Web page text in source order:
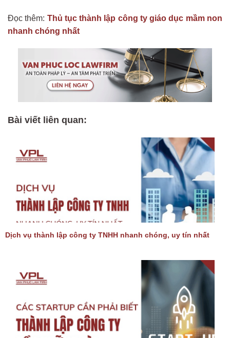
Đọc thêm: Thủ tục thành lập công ty giáo dục mầm non
nhanh chóng nhất
Bài viết liên quan:
Dịch vụ thành lập công ty TNHH nhanh chóng, uy tín nhất